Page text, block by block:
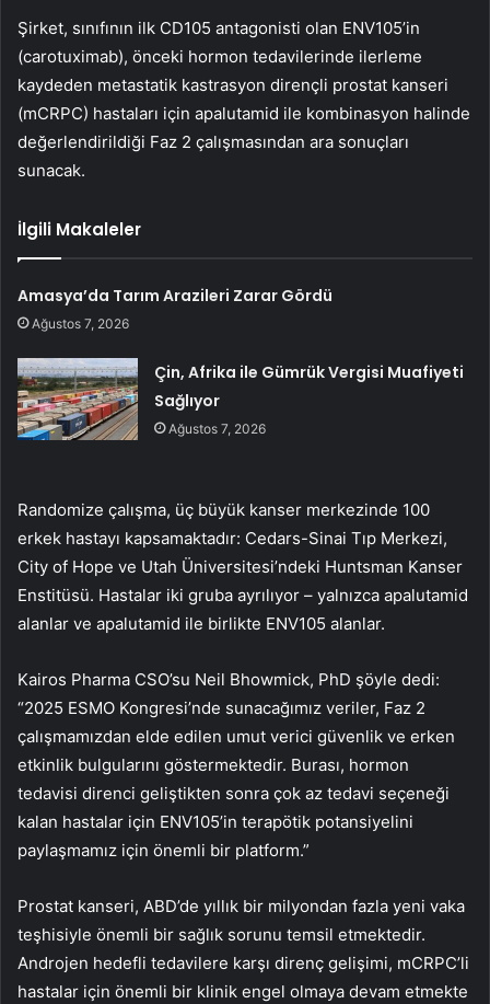
Şirket, sınıfının ilk CD105 antagonisti olan ENV105’in
(carotuximab), önceki hormon tedavilerinde ilerleme
kaydeden metastatik kastrasyon dirençli prostat kanseri
(mCRPC) hastaları için apalutamid ile kombinasyon halinde
değerlendirildiği Faz 2 çalışmasından ara sonuçları
sunacak.
İlgili Makaleler
Amasya’da Tarım Arazileri Zarar Gördü
Ağustos 7, 2026
Çin, Afrika ile Gümrük Vergisi Muafiyeti
Sağlıyor
Ağustos 7, 2026
Randomize çalışma, üç büyük kanser merkezinde 100
erkek hastayı kapsamaktadır: Cedars-Sinai Tıp Merkezi,
City of Hope ve Utah Üniversitesi’ndeki Huntsman Kanser
Enstitüsü. Hastalar iki gruba ayrılıyor – yalnızca apalutamid
alanlar ve apalutamid ile birlikte ENV105 alanlar.
Kairos Pharma CSO’su Neil Bhowmick, PhD şöyle dedi:
“2025 ESMO Kongresi’nde sunacağımız veriler, Faz 2
çalışmamızdan elde edilen umut verici güvenlik ve erken
etkinlik bulgularını göstermektedir. Burası, hormon
tedavisi direnci geliştikten sonra çok az tedavi seçeneği
kalan hastalar için ENV105’in terapötik potansiyelini
paylaşmamız için önemli bir platform.”
Prostat kanseri, ABD’de yıllık bir milyondan fazla yeni vaka
teşhisiyle önemli bir sağlık sorunu temsil etmektedir.
Androjen hedefli tedavilere karşı direnç gelişimi, mCRPC’li
hastalar için önemli bir klinik engel olmaya devam etmekte